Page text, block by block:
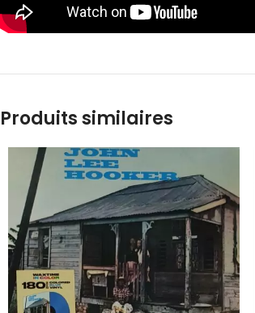
Produits similaires